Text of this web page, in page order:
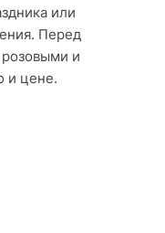
или
Перед
розовыми и
и цене.